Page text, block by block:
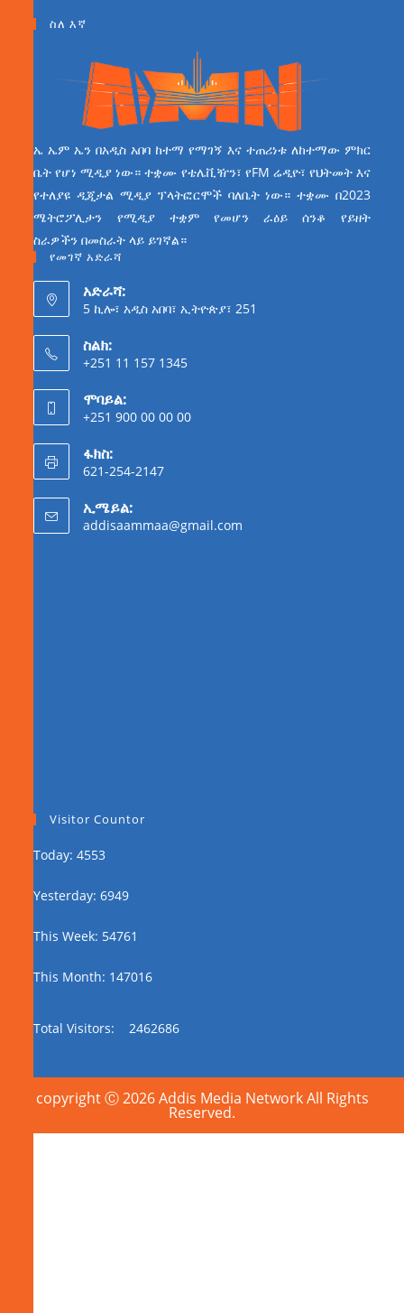
ስለ እኛ
ኤ ኤም ኤን በአዲስ አበባ ከተማ የማገኝ እና ተጠሪነቱ ለከተማው ምክር
ቤት የሆነ ሚዲያ ነው። ተቋሙ የቴሌቪዥን፣ የFM ሬዲዮ፣ የህትመት እና
የተለያዩ ዲጂታል ሚዲያ ፕላትፎርሞች ባለቤት ነው። ተቋሙ በ2023
ሜትሮፖሊታን የሚዲያ ተቋም የመሆን ራዕይ ሰንቆ የይዘት
ስራዎችን በመስራት ላይ ይገኛል።
የመገኛ አድራሻ
አድራሻ:
5 ኪሎ፣ አዲስ አበባ፣ ኢትዮጵያ፣ 251
ስልክ:
+251 11 157 1345
ሞባይል:
+251 900 00 00 00
ፋክስ:
621-254-2147
ኢሜይል:
addisaammaa@gmail.com
Visitor Countor
Today: 4553
Yesterday: 6949
This Week: 54761
This Month: 147016
Total Visitors: 2462686
copyright Ⓒ 2026 Addis Media Network All Rights
Reserved.